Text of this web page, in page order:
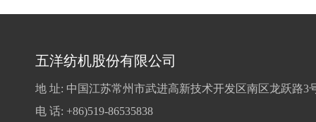
五洋纺机股份有限公司
地 址: 中国江苏常州市武进高新技术开发区南区龙跃路3
电 话: +86)519-86535838